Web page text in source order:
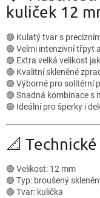
kuliček 12
🟢 Kulatý tvar s
🟢 Velmi intenzivní třpyt
🟢 Extra velká velikost
🟢 Kvalitní skleněné
🟢 Výborné pro solitérní
🟢 Snadná kombinace s
🟢 Ideální pro šperky i
📐
🟢 Velikost: 12 mm
🟢 Typ: broušený
🟢 Tvar: kulička